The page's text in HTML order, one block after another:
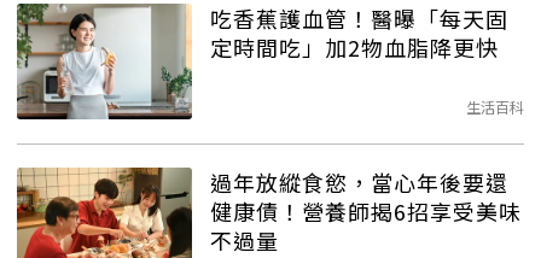
吃香蕉護血管！醫曝「每天固
定時間吃」加2物血脂降更快
生活百科
過年放縱食慾，當心年後要還
健康債！營養師揭6招享受美味
不過量